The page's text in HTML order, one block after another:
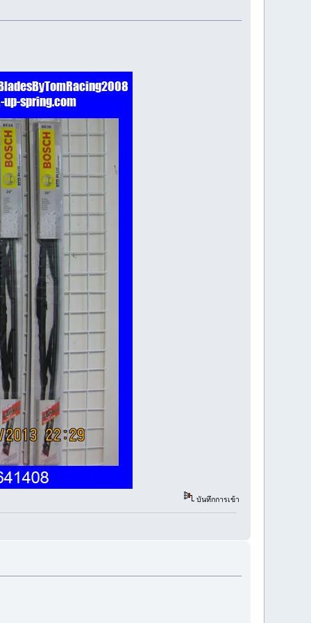
บันทึกการเข้า